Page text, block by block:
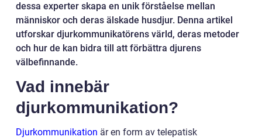
dessa experter skapa en unik förståelse mellan
människor och deras älskade husdjur. Denna artikel
utforskar djurkommunikatörens värld, deras metoder
och hur de kan bidra till att förbättra djurens
välbefinnande.
Vad innebär
djurkommunikation?
Djurkommunikation är en form av telepatisk